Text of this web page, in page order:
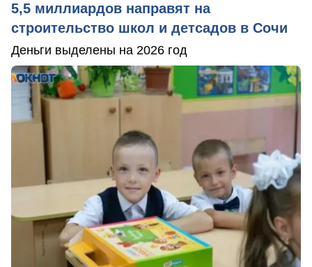
5,5 миллиардов направят на
строительство школ и детсадов в Сочи
Деньги выделены на 2026 год